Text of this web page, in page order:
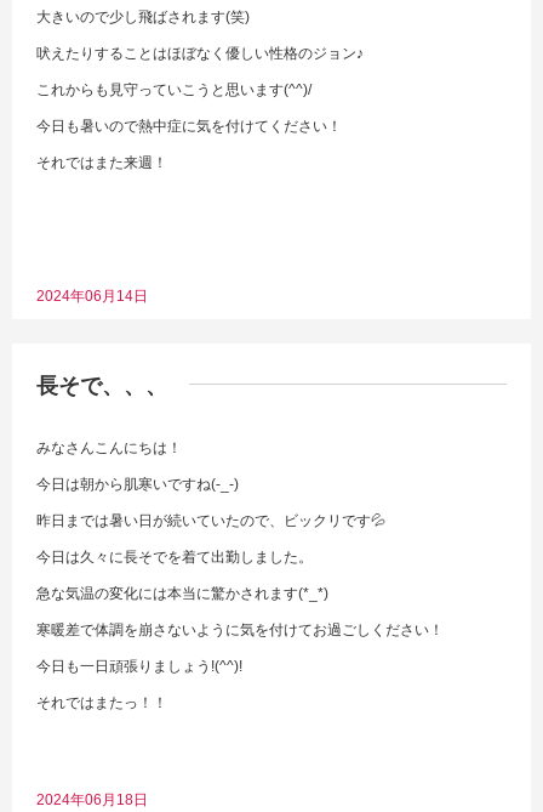
大きいので少し飛ばされます(笑)
吠えたりすることはほぼなく優しい性格のジョン♪
これからも見守っていこうと思います(^^)/
今日も暑いので熱中症に気を付けてください！
それではまた来週！
2024年06月14日
長そで、、、
みなさんこんにちは！
今日は朝から肌寒いですね(-_-)
昨日までは暑い日が続いていたので、ビックリです💦
今日は久々に長そでを着て出勤しました。
急な気温の変化には本当に驚かされます(*_*)
寒暖差で体調を崩さないように気を付けてお過ごしください！
今日も一日頑張りましょう!(^^)!
それではまたっ！！
2024年06月18日